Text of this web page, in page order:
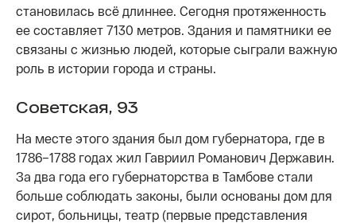
становилась всё длиннее. Сегодня протяженность
ее составляет 7130 метров. Здания и памятники ее
связаны с жизнью людей, которые сыграли важную
роль в истории города и страны.
Советская, 93
На месте этого здания был дом губернатора, где в
1786–1788 годах жил Гавриил Романович Державин.
За два года его губернаторства в Тамбове стали
больше соблюдать законы, были основаны дом для
сирот, больницы, театр (первые представления